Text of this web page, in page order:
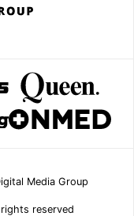
Media Group
reserved